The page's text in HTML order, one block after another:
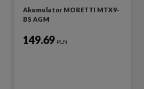
Akumulator MORETTI MTX9-
BS AGM
149.69 PLN